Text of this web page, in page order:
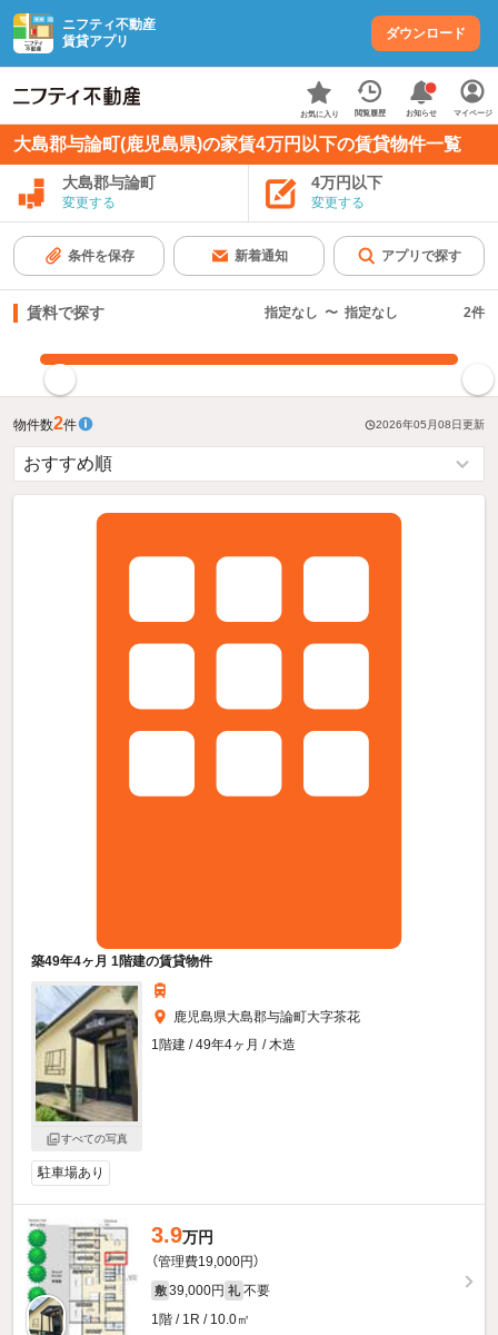
ニフティ不動産
賃貸アプリ
ダウンロード
お気に入り 閲覧履歴 お知らせ マイページ
大島郡与論町(鹿児島県)の家賃4万円以下の賃貸物件一覧
大島郡与論町
変更する
4万円以下
変更する
条件を保存 新着通知 アプリで探す
賃料で探す 指定なし 〜 指定なし 2件
物件数2件 2026年05月08日更新
築49年4ヶ月 1階建の賃貸物件
すべての写真
鹿児島県大島郡与論町大字茶花
1階建 / 49年4ヶ月 / 木造
駐車場あり
3.9万円
（管理費19,000円）
敷 39,000円 礼 不要
1階 / 1R / 10.0㎡